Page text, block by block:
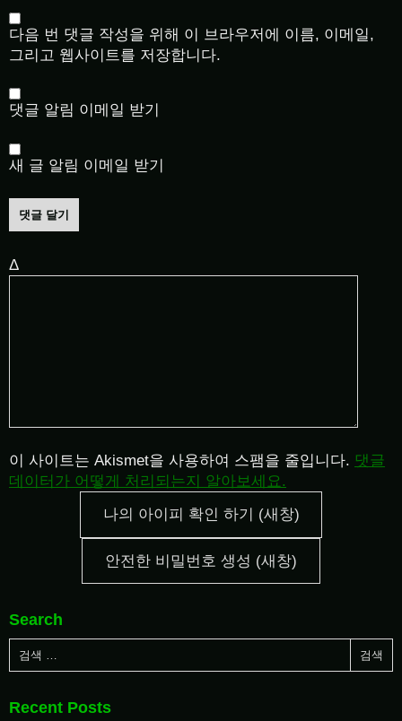
다음 번 댓글 작성을 위해 이 브라우저에 이름, 이메일,
그리고 웹사이트를 저장합니다.
댓글 알림 이메일 받기
새 글 알림 이메일 받기
Δ
이 사이트는 Akismet을 사용하여 스팸을 줄입니다. 댓글
데이터가 어떻게 처리되는지 알아보세요.
나의 아이피 확인 하기 (새창)
안전한 비밀번호 생성 (새창)
Search
Recent Posts